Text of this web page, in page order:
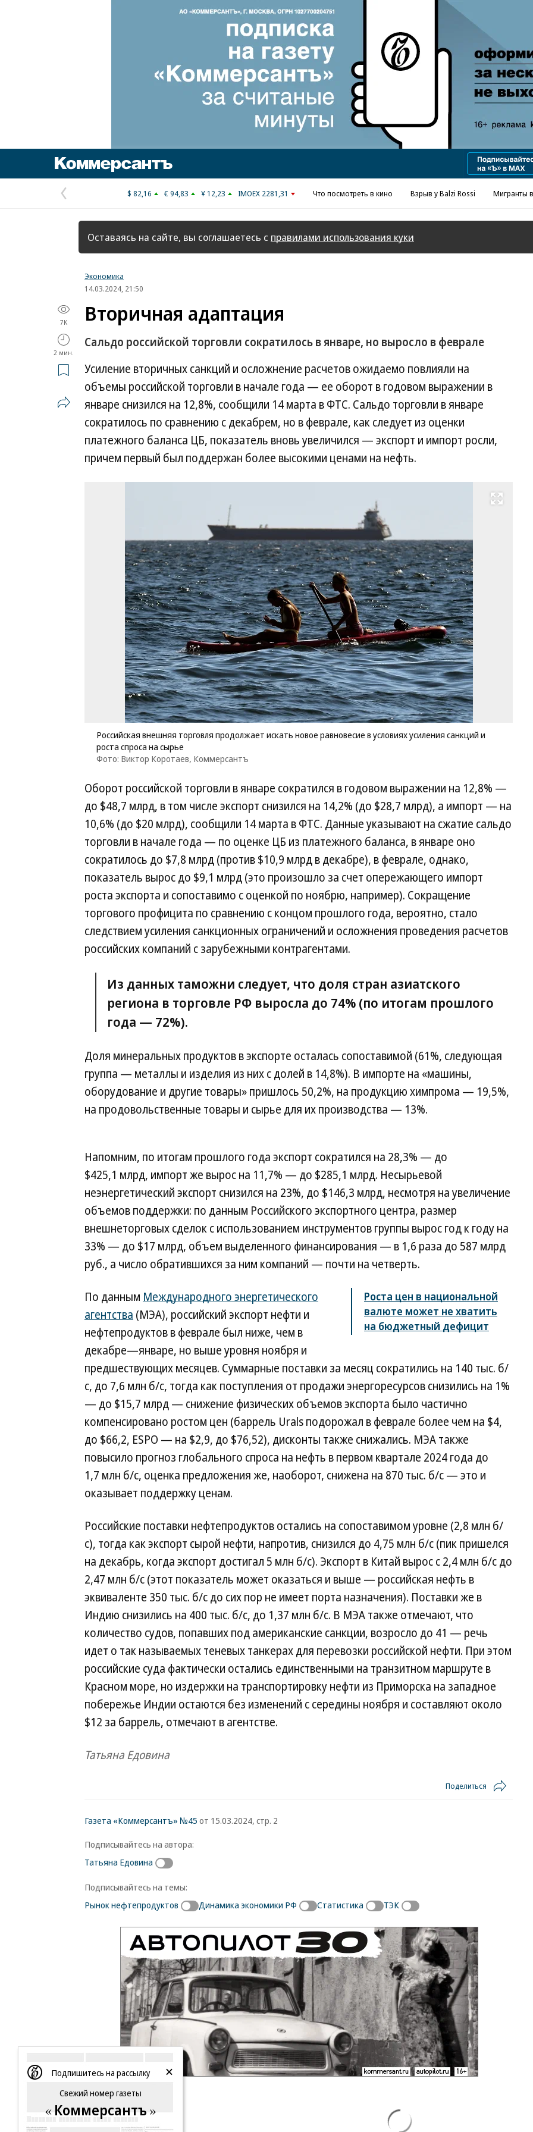
Реклама в «Ъ» www.kommersant.ru/ad
Предыдущая
страница
$ 82,16 € 94,83 ¥ 12,23 IMOEX 2281,31 Что посмотреть в кино Взрыв у Balzi Rossi Мигранты
Оставаясь на сайте, вы соглашаетесь с правилами использования куки
Экономика
14.03.2024, 21:50
7K
2 мин.
Вторичная адаптация
Сальдо российской торговли сократилось в январе, но выросло в феврале
Усиление вторичных санкций и осложнение расчетов ожидаемо повлияли на
объемы российской торговли в начале года — ее оборот в годовом выражении в
январе снизился на 12,8%, сообщили 14 марта в ФТС. Сальдо торговли в январе
сократилось по сравнению с декабрем, но в феврале, как следует из оценки
платежного баланса ЦБ, показатель вновь увеличился — экспорт и импорт росли,
причем первый был поддержан более высокими ценами на нефть.
Развернуть на весь экран
Российская внешняя торговля продолжает искать новое равновесие в условиях усиления санкций и
роста спроса на сырье
Фото: Виктор Коротаев, Коммерсантъ
Оборот российской торговли в январе сократился в годовом выражении на 12,8% —
до $48,7 млрд, в том числе экспорт снизился на 14,2% (до $28,7 млрд), а импорт — на
10,6% (до $20 млрд), сообщили 14 марта в ФТС. Данные указывают на сжатие сальдо
торговли в начале года — по оценке ЦБ из платежного баланса, в январе оно
сократилось до $7,8 млрд (против $10,9 млрд в декабре), в феврале, однако,
показатель вырос до $9,1 млрд (это произошло за счет опережающего импорт
роста экспорта и сопоставимо с оценкой по ноябрю, например). Сокращение
торгового профицита по сравнению с концом прошлого года, вероятно, стало
следствием усиления санкционных ограничений и осложнения проведения расчетов
российских компаний с зарубежными контрагентами.
Из данных таможни следует, что доля стран азиатского
региона в торговле РФ выросла до 74% (по итогам прошлого
года — 72%).
Доля минеральных продуктов в экспорте осталась сопоставимой (61%, следующая
группа — металлы и изделия из них с долей в 14,8%). В импорте на «машины,
оборудование и другие товары» пришлось 50,2%, на продукцию химпрома — 19,5%,
на продовольственные товары и сырье для их производства — 13%.
Напомним, по итогам прошлого года экспорт сократился на 28,3% — до
$425,1 млрд, импорт же вырос на 11,7% — до $285,1 млрд. Несырьевой
неэнергетический экспорт снизился на 23%, до $146,3 млрд, несмотря на увеличение
объемов поддержки: по данным Российского экспортного центра, размер
внешнеторговых сделок с использованием инструментов группы вырос год к году на
33% — до $17 млрд, объем выделенного финансирования — в 1,6 раза до 587 млрд
руб., а число обратившихся за ним компаний — почти на четверть.
Роста цен в национальной
валюте может не хватить
на бюджетный дефицит
По данным Международного энергетического
агентства (МЭА), российский экспорт нефти и
нефтепродуктов в феврале был ниже, чем в
декабре—январе, но выше уровня ноября и
предшествующих месяцев. Суммарные поставки за месяц сократились на 140 тыс. б/
с, до 7,6 млн б/с, тогда как поступления от продажи энергоресурсов снизились на 1%
— до $15,7 млрд — снижение физических объемов экспорта было частично
компенсировано ростом цен (баррель Urals подорожал в феврале более чем на $4,
до $66,2, ESPO — на $2,9, до $76,52), дисконты также снижались. МЭА также
повысило прогноз глобального спроса на нефть в первом квартале 2024 года до
1,7 млн б/с, оценка предложения же, наоборот, снижена на 870 тыс. б/с — это и
оказывает поддержку ценам.
Российские поставки нефтепродуктов остались на сопоставимом уровне (2,8 млн б/
с), тогда как экспорт сырой нефти, напротив, снизился до 4,75 млн б/с (пик пришелся
на декабрь, когда экспорт достигал 5 млн б/с). Экспорт в Китай вырос с 2,4 млн б/с до
2,47 млн б/с (этот показатель может оказаться и выше — российская нефть в
эквиваленте 350 тыс. б/с до сих пор не имеет порта назначения). Поставки же в
Индию снизились на 400 тыс. б/с, до 1,37 млн б/с. В МЭА также отмечают, что
количество судов, попавших под американские санкции, возросло до 41 — речь
идет о так называемых теневых танкерах для перевозки российской нефти. При этом
российские суда фактически остались единственными на транзитном маршруте в
Красном море, но издержки на транспортировку нефти из Приморска на западное
побережье Индии остаются без изменений с середины ноября и составляют около
$12 за баррель, отмечают в агентстве.
Татьяна Едовина
Поделиться
Газета «Коммерсантъ» №45 от 15.03.2024, стр. 2
Подписывайтесь на автора:
Татьяна Едовина
Подписывайтесь на темы:
Рынок нефтепродуктов
Динамика экономики РФ Статистика ТЭК
Подпишитесь на рассылку
Свежий номер газеты
Коммерсантъ